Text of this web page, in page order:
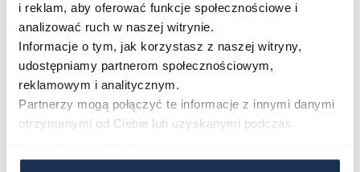
i reklam, aby oferować funkcje społecznościowe i
analizować ruch w naszej witrynie.
Informacje o tym, jak korzystasz z naszej witryny,
udostępniamy partnerom społecznościowym,
reklamowym i analitycznym.
Partnerzy mogą połączyć te informacje z innymi danymi
otrzymanymi od Ciebie lub uzyskanymi podczas
CASIO Sport AE-1200WHD-
Casio Sport AQ-230GA-